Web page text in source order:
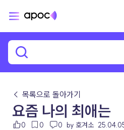
← 목록으로 돌아가기
요즘 나의 최애는
0 0 0 by 호겨소